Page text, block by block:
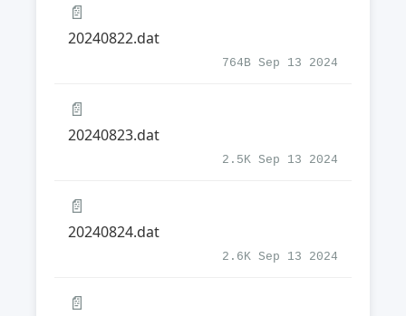
📄
20240822.dat
764B Sep 13 2024
📄
20240823.dat
2.5K Sep 13 2024
📄
20240824.dat
2.6K Sep 13 2024
📄